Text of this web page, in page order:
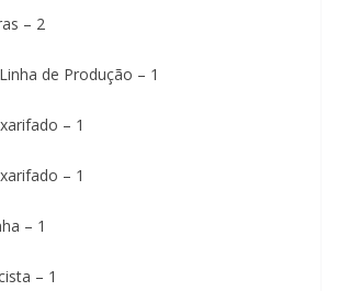
– 2
de Produção – 1
– 1
– 1
– 1
– 1